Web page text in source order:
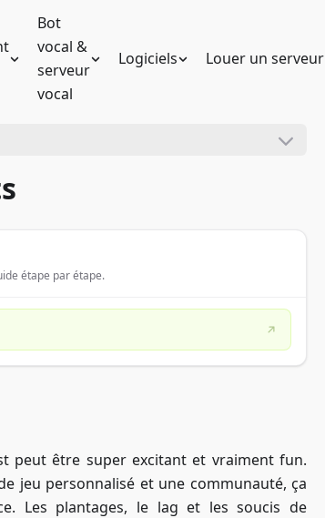
Bot
vocal &
serveur
vocal
Logiciels Louer un serveur
étape par étape.
peut être super excitant et vraiment fun.
jeu personnalisé et une communauté, ça
Les plantages, le lag et les soucis de